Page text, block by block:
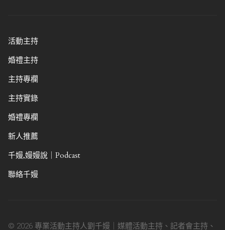
活動主持
婚禮主持
主持專欄
主持實錄
婚禮專欄
新人推薦
千嫚,嫚嫚說｜Podcast
聯絡千嫚
© 2026 專業活動主持人劉千嫚｜媒體活動主持、記者會主持、